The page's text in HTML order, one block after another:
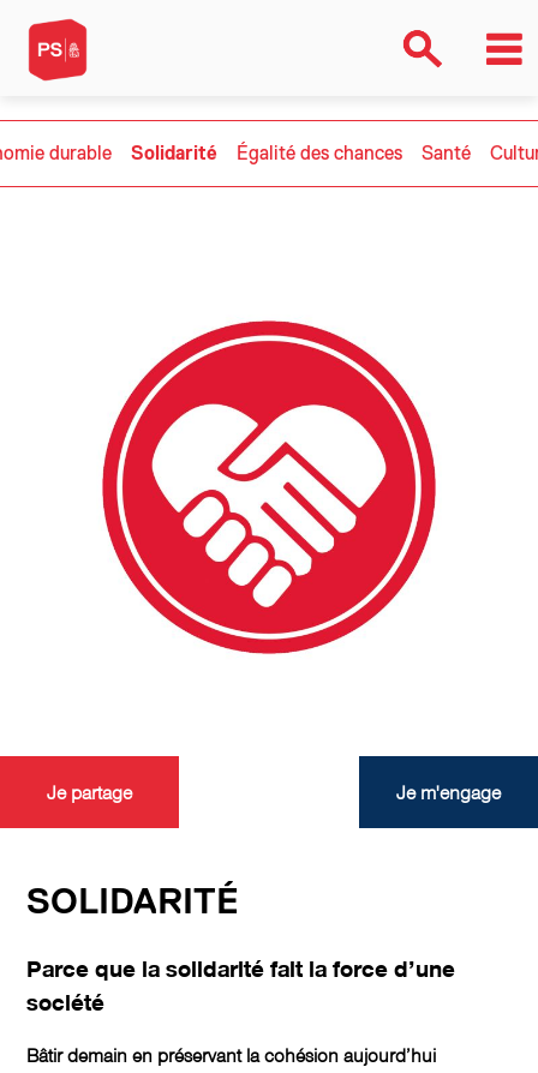
durable Solidarité Égalité des chances Santé
SOLIDARITÉ
Parce que la solidarité fait la force d’une
société
Bâtir demain en préservant la cohésion aujourd’hui
Je partage Je m'engage